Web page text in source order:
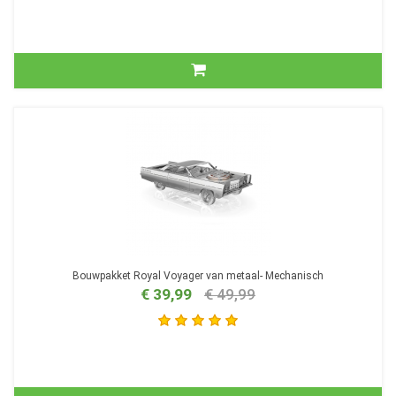
Bouwpakket Royal Voyager van metaal- Mechanisch
€ 39,99 € 49,99